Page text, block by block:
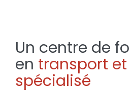
Un centre de
en transport
spécialisé